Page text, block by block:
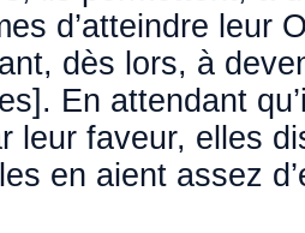
d’atteindre leur
dès lors, à
En attendant
leur faveur, elles
en aient assez